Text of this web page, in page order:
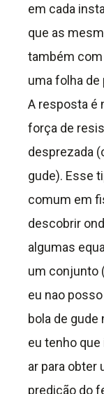
em cada
que as
também com
uma folha de
A resposta é
força de
desprezada
gude). Esse
comum em
descobrir
algumas
um conjunto
eu nao
bola de gude
eu tenho
ar para obter
predição do